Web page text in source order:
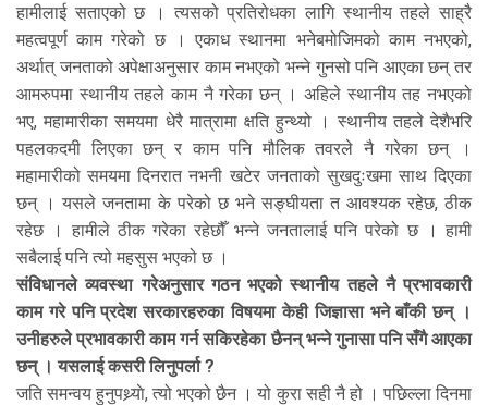
हामीलाई सताएको छ । त्यसको प्रतिरोधका लागि स्थानीय तहले साह्रै
महत्वपूर्ण काम गरेको छ । एकाध स्थानमा भनेबमोजिमको काम नभएको,
अर्थात् जनताको अपेक्षाअनुसार काम नभएको भन्ने गुनसो पनि आएका छन् तर
आमरुपमा स्थानीय तहले काम नै गरेका छन् । अहिले स्थानीय तह नभएको
भए, महामारीका समयमा धेरै मात्रामा क्षति हुन्थ्यो । स्थानीय तहले देशैभरि
पहलकदमी लिएका छन् र काम पनि मौलिक तवरले नै गरेका छन् ।
महामारीको समयमा दिनरात नभनी खटेर जनताको सुखदुःखमा साथ दिएका
छन् । यसले जनतामा के परेको छ भने सङ्घीयता त आवश्यक रहेछ, ठीक
रहेछ । हामीले ठीक गरेका रहेछौँ भन्ने जनतालाई पनि परेको छ । हामी
सबैलाई पनि त्यो महसुस भएको छ ।
संविधानले व्यवस्था गरेअनुसार गठन भएको स्थानीय तहले नै प्रभावकारी
काम गरे पनि प्रदेश सरकारहरुका विषयमा केही जिज्ञासा भने बाँकी छन् ।
उनीहरुले प्रभावकारी काम गर्न सकिरहेका छैनन् भन्ने गुनासा पनि सँगै आएका
छन् । यसलाई कसरी लिनुपर्ला ?
जति समन्वय हुनुपथ्र्याे, त्यो भएको छैन । यो कुरा सही नै हो । पछिल्ला दिनमा